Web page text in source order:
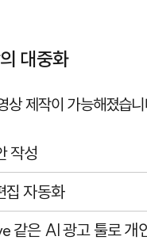
대중화
상 제작이 가능해졌습
작성
집 자동화
같은 AI 광고 툴로 개